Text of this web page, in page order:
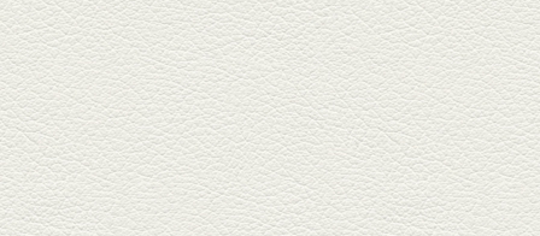
2025年5月2日放送
ミックス水餃子＆麻婆豆
腐
新水前寺駅そばの人気店「中華
料理 福来亭」へ。「しろ」ロッ
ク...
2025年4月11日放送
きびなごの塩焼き＆黒豚
しゃぶしゃぶ